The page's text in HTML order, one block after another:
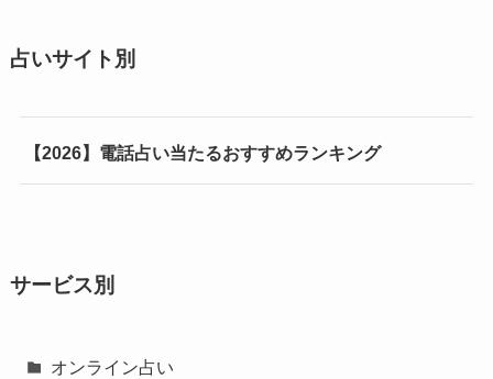
占いサイト別
【2026】電話占い当たるおすすめランキング
サービス別
オンライン占い